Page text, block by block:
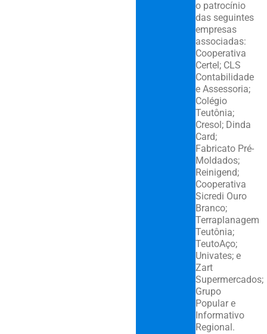
o patrocínio
das seguintes
empresas
associadas:
Cooperativa
Certel; CLS
Contabilidade
e Assessoria;
Colégio
Teutônia;
Cresol; Dinda
Card;
Fabricato Pré-
Moldados;
Reinigend;
Cooperativa
Sicredi Ouro
Branco;
Terraplanagem
Teutônia;
TeutoAço;
Univates; e
Zart
Supermercados;
Grupo
Popular e
Informativo
Regional.